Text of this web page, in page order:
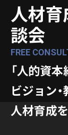
人材
談会
FREE
「人的資
ビジョン
人材育成